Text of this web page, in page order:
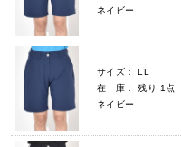
ネイビー
サイズ： LL
在 庫： 残り 1点
ネイビー